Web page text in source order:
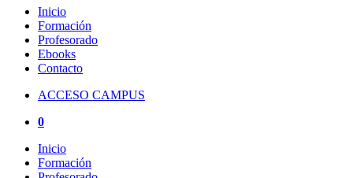
Inicio
Formación
Profesorado
Ebooks
Contacto
ACCESO CAMPUS
0
Inicio
Formación